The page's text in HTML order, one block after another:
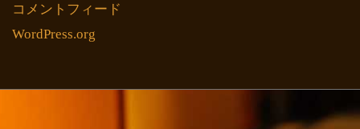
コメントフィード
WordPress.org